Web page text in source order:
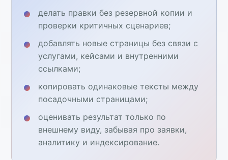
делать правки без резервной копии и
проверки критичных сценариев;
добавлять новые страницы без связи с
услугами, кейсами и внутренними
ссылками;
копировать одинаковые тексты между
посадочными страницами;
оценивать результат только по
внешнему виду, забывая про заявки,
аналитику и индексирование.